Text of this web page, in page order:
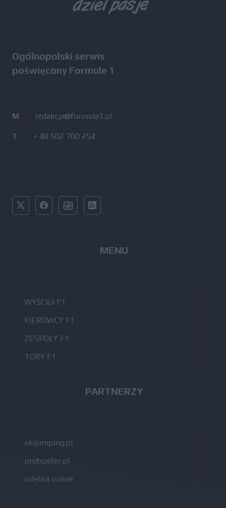
Ogólnopolski serwis
poświęcony Formule 1
M / redakcja@formula1.pl
T / + 48 502 700 254
MENU
WYŚCIGI F1
KIEROWCY F1
ZESPOŁY F1
TORY F1
PARTNERZY
skijumping.pl
protipster.pl
ruletka online